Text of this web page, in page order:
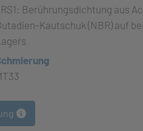
Berührungsdichtung aus
Kautschuk (NBR) auf